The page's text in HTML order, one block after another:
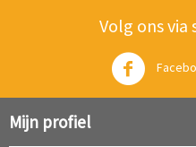
Volg ons via
Mijn profiel